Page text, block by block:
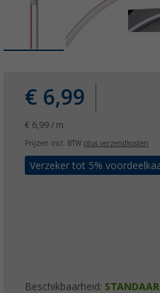
€ 6,99
€ 6,99 / m
Prijzen incl. BTW plus verzendkosten
Verzeker tot 5%
Beschikbaarheid: